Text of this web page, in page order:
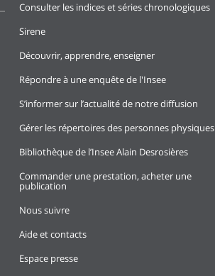
Consulter les indices et séries chronologiques
Sirene
Découvrir, apprendre, enseigner
Répondre à une enquête de l'Insee
S’informer sur l’actualité de notre diffusion
Gérer les répertoires des personnes physiques
Bibliothèque de l’Insee Alain Desrosières
Commander une prestation, acheter une
publication
Nous suivre
Aide et contacts
Espace presse